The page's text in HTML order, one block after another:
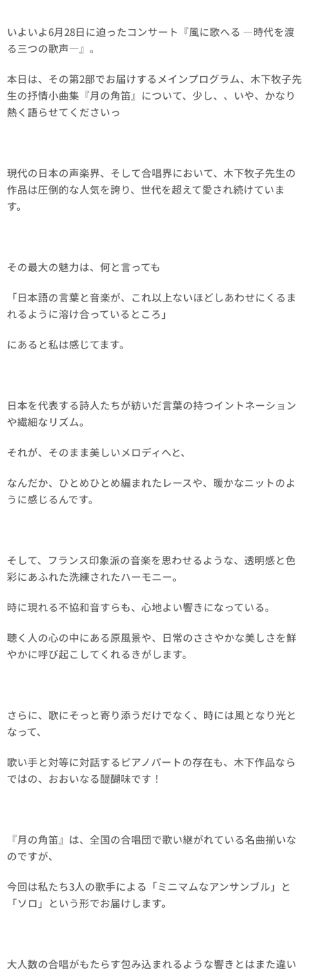
いよいよ6月28日に迫ったコンサート『風に歌へる —時代を渡
る三つの歌声—』。
本日は、その第2部でお届けするメインプログラム、木下牧子先
生の抒情小曲集『月の角笛』について、少し、、いや、かなり
熱く語らせてくださいっ
現代の日本の声楽界、そして合唱界において、木下牧子先生の
作品は圧倒的な人気を誇り、世代を超えて愛され続けていま
す。
その最大の魅力は、何と言っても
「日本語の言葉と音楽が、これ以上ないほどしあわせにくるま
れるように溶け合っているところ」
にあると私は感じてます。
日本を代表する詩人たちが紡いだ言葉の持つイントネーション
や繊細なリズム。
それが、そのまま美しいメロディへと、
なんだか、ひとめひとめ編まれたレースや、暖かなニットのよ
うに感じるんです。
そして、フランス印象派の音楽を思わせるような、透明感と色
彩にあふれた洗練されたハーモニー。
時に現れる不協和音すらも、心地よい響きになっている。
聴く人の心の中にある原風景や、日常のささやかな美しさを鮮
やかに呼び起こしてくれるきがします。
さらに、歌にそっと寄り添うだけでなく、時には風となり光と
なって、
歌い手と対等に対話するピアノパートの存在も、木下作品なら
ではの、おおいなる醍醐味です！
『月の角笛』は、全国の合唱団で歌い継がれている名曲揃いな
のですが、
今回は私たち3人の歌手による「ミニマムなアンサンブル」と
「ソロ」という形でお届けします。
大人数の合唱がもたらす包み込まれるような響きとはまた違い